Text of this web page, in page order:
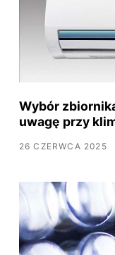
Wybór
uwagę przy
26 CZERWCA 2025